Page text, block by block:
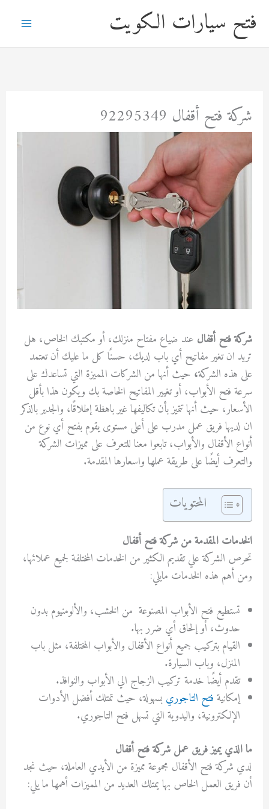
المحتوى
فتح سيارات الكويت
شركة فتح أقفال 92295349
شركة فتح أقفال عند ضياع مفتاح منزلك، أو مكتبك الخاص، هل
تريد ان تغير مفاتيح أي باب لديك، حسنًا كل ما عليك أن تعتمد
على هذه الشركة، حيث أنها من الشركات المميزة التي تساعدك على
سرعة فتح الأبواب، أو تغيير المفاتيح الخاصة بك ويكون هذا بأقل
الأسعار، حيث أنهاتتميز بأن تكاليفها غير باهظة إطلاقًا، والجدير بالذكر
ان لديها فريق عمل مدرب على أعلى مستوى يقوم بفتح أي نوع من
أنواع الأقفال والأبواب، تابعوا معنا للتعرف على مميزات الشركة
والتعرف أيضًا على طريقة عملها واسعارها المقدمة.
المحتويات
الخدمات المقدمة من شركة فتح أقفال
تحرص الشركة علي تقديمالكثير من الخدمات المختلفة لجميع عملائها،
ومن أهم هذه الخدمات مايلي:
تستطيع فتح الأبواب المصنوعة من الخشب، والألومنيوم بدون
حدوث، أو إلحاق أي ضرر بها.
القيام بتركيب جميع أنواع الأقفال والأبواب المختلفة، مثل باب
المنزل، وباب السيارة.
تقدم أيضًا خدمة تركيب الزجاج الي الأبواب والنوافذ.
إمكانيةفتح التاجوريبسهولة، حيث تمتلك أفضل الأدوات
الإلكترونية، واليدوية التي تسهل فتح التاجوري.
ما الذي يميز فريق عمل شركة فتح أقفال
لدي شركة فتح الأقفال مجموعة مميزة من الأيدي العاملة، حيث نجد
أن فريق العمل الخاص بها يمتلك العديد من المميزات أهمها ما يلي: